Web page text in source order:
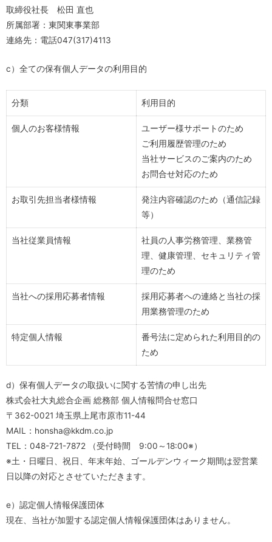
取締役社長 松田 直也
所属部署：東関東事業部
連絡先：電話047(317)4113
c）全ての保有個人データの利用目的
分類 利用目的
個人のお客様情報
ユーザー様サポートのため
ご利用履歴管理のため
当社サービスのご案内のため
お問合せ対応のため
お取引先担当者様情報
発注内容確認のため（通信記録
等）
当社従業員情報
社員の人事労務管理、業務管
理、健康管理、セキュリティ管
理のため
当社への採用応募者情報
採用応募者への連絡と当社の採
用業務管理のため
特定個人情報
番号法に定められた利用目的の
ため
d）保有個人データの取扱いに関する苦情の申し出先
株式会社大丸総合企画 総務部 個人情報問合せ窓口
〒362-0021 埼玉県上尾市原市11-44
MAIL：honsha@kkdm.co.jp
TEL：048-721-7872 （受付時間 9:00～18:00※）
※土・日曜日、祝日、年末年始、ゴールデンウィーク期間は翌営業
日以降の対応とさせていただきます。
e）認定個人情報保護団体
現在、当社が加盟する認定個人情報保護団体はありません。